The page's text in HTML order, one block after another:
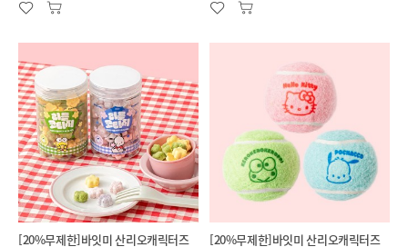
[20%무제한]바잇미 산리오캐릭터즈
[20%무제한]바잇미 산리오캐릭터즈